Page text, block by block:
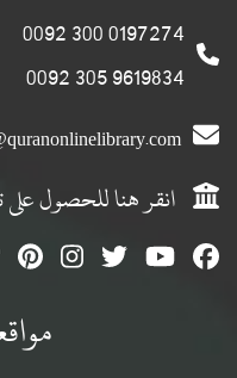
0197274 300 0092
9619834 305 0092
انقر هنا للحصول